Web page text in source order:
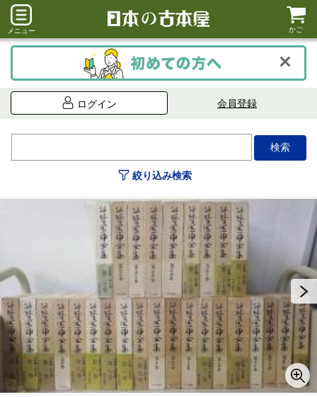
メニュー かご
ログイン 会員登録
絞り込み検索